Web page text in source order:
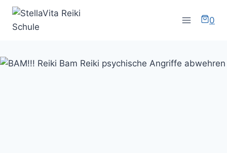
Zum
springen
0